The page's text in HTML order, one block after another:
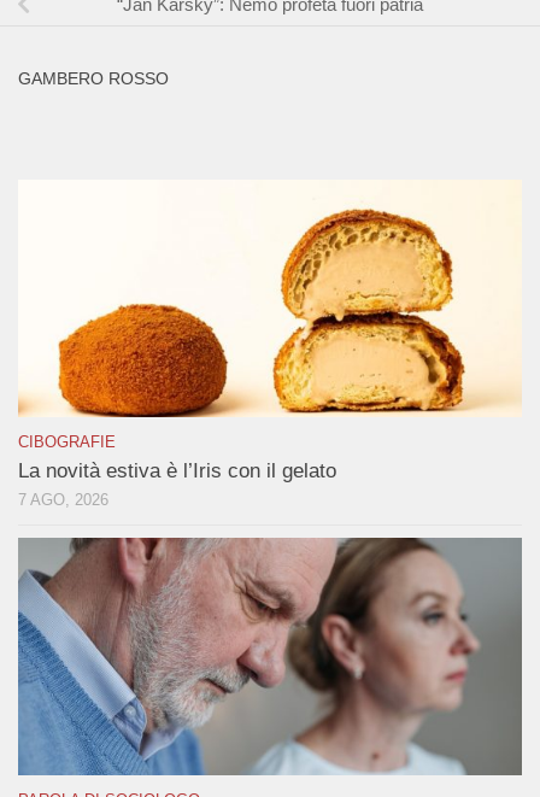
“Jan Karsky”: Nemo profeta fuori patria
GAMBERO ROSSO
CIBOGRAFIE
La novità estiva è l’Iris con il gelato
7 AGO, 2026